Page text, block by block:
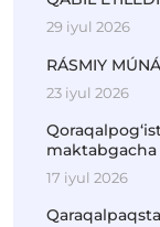
29 iyul 2026
RÁSMIY
23 iyul 2026
maktabgacha
17 iyul 2026